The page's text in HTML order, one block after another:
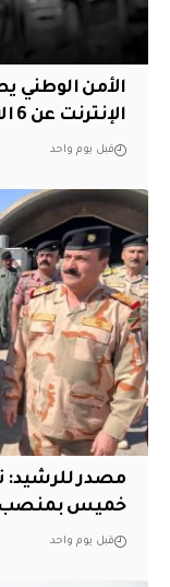
الأمن الوطني
الإنترنت عن 6 الاف مستخدم في نينوى
قبل يوم واحد
مصدر للرشيد:
خميس بمنصب
قبل يوم واحد